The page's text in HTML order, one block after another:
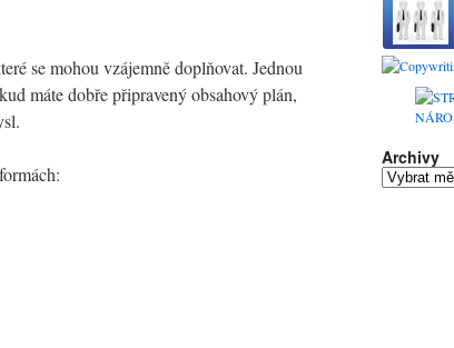
se mohou vzájemně doplňovat. Jednou
máte dobře připravený obsahový plán,
Archivy